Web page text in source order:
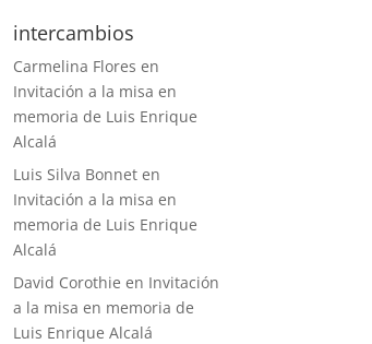
intercambios
Carmelina Flores en
Invitación a la misa en
memoria de Luis Enrique
Alcalá
Luis Silva Bonnet en
Invitación a la misa en
memoria de Luis Enrique
Alcalá
David Corothie en Invitación
a la misa en memoria de
Luis Enrique Alcalá